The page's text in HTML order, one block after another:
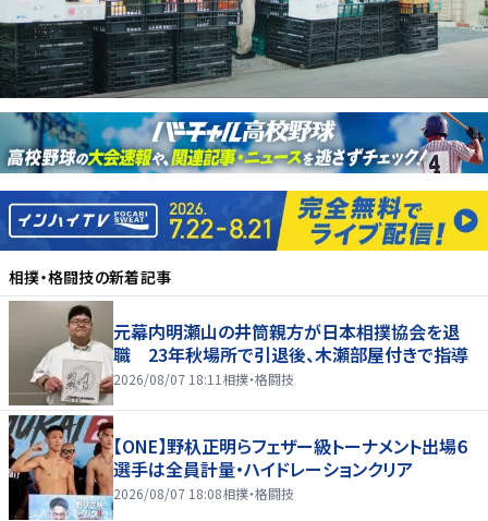
相撲・格闘技の新着記事
元幕内明瀬山の井筒親方が日本相撲協会を退
職 23年秋場所で引退後、木瀬部屋付きで指導
2026/08/07 18:11 相撲・格闘技
【ONE】野杁正明らフェザー級トーナメント出場６
選手は全員計量・ハイドレーションクリア
2026/08/07 18:08相撲・格闘技